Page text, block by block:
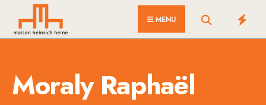
MENU
Moraly Raphaël